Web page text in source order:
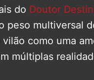
do Doutor
peso multiversal
como uma
múltiplas